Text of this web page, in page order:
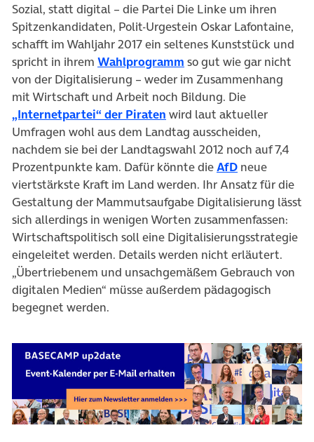
Sozial, statt digital – die Partei Die Linke um ihren
Spitzenkandidaten, Polit-Urgestein Oskar Lafontaine,
schafft im Wahljahr 2017 ein seltenes Kunststück und
spricht in ihrem Wahlprogramm (öffnet in neuem Tab)
so gut wie gar nicht
von der Digitalisierung – weder im Zusammenhang
mit Wirtschaft und Arbeit noch Bildung. Die
„Internetpartei“ der Piraten (öffnet in neuem Tab)
wird laut aktueller
Umfragen wohl aus dem Landtag ausscheiden,
nachdem sie bei der Landtagswahl 2012 noch auf 7,4
Prozentpunkte kam. Dafür könnte dieAfD(öffnet in
neue
viertstärkste Kraft im Land werden. Ihr Ansatz für die
Gestaltung der Mammutsaufgabe Digitalisierung lässt
sich allerdings in wenigen Worten zusammenfassen:
Wirtschaftspolitisch soll eine Digitalisierungsstrategie
eingeleitet werden. Details werden nicht erläutert.
„Übertriebenem und unsachgemäßem Gebrauch von
digitalen Medien“ müsse außerdem pädagogisch
begegnet werden.